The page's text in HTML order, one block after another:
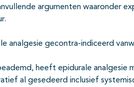
argumenten waaronder
analgesie gecontra-indiceerd
heeft epidurale analgesie
al gesedeerd inclusief